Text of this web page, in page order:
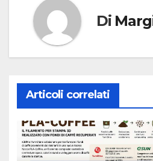
Di
Articoli correlati